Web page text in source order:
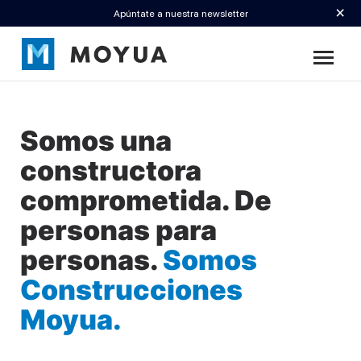
Apúntate a nuestra newsletter ×
Somos una
constructora
comprometida. De
personas para
personas.Somos
Construcciones
Moyua.